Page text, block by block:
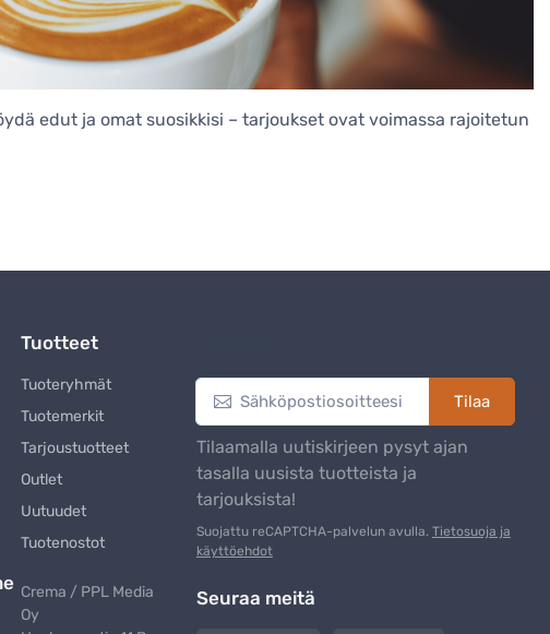
edut ja omat suosikkisi – tarjoukset ovat voimassa rajoitetun
Tuotteet
Tuoteryhmät
Tuotemerkit
Tarjoustuotteet
Outlet
Uutuudet
Tuotenostot
Crema / PPL Media
Oy
Tilaa
Tilaamalla uutiskirjeen pysyt ajan
tasalla uusista tuotteista ja
tarjouksista!
Suojattu reCAPTCHA-palvelun avulla. Tietosuoja ja
käyttöehdot
Seuraa meitä